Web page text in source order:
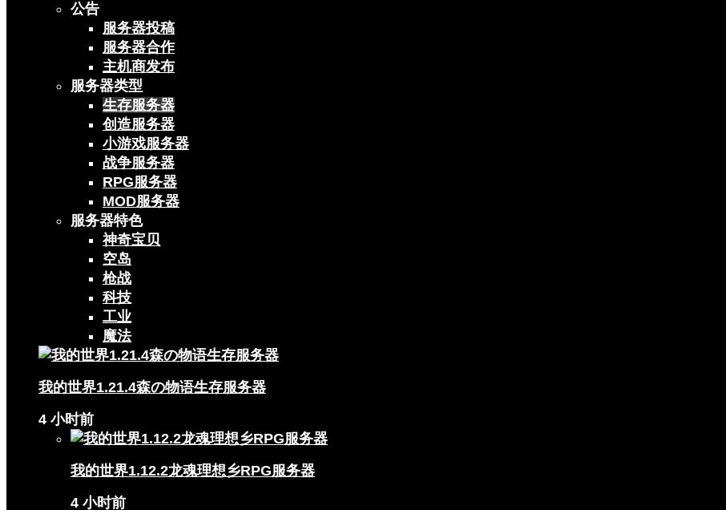
公告
服务器投稿
服务器合作
主机商发布
服务器类型
生存服务器
创造服务器
小游戏服务器
战争服务器
RPG服务器
MOD服务器
服务器特色
神奇宝贝
空岛
枪战
科技
工业
魔法
我的世界1.21.4森の物语生存服务器
4 小时前
我的世界1.12.2龙魂理想乡RPG服务器
4 小时前